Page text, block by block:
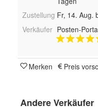
Zustellung Fr, 14. Aug.
Verkäufer Posten-
Merken Preis
Andere Verkäufer